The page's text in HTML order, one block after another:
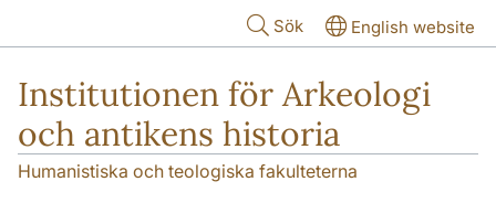
Sök English website
Institutionen för Arkeologi
och antikens historia
Humanistiska och teologiska fakulteterna